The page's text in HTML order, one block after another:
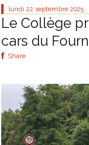
lundi 22 septembre 2025
Le Collège
cars du
Share